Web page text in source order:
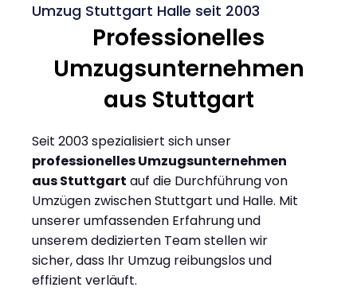
Umzug Stuttgart Halle seit 2003
Professionelles
Umzugsunternehmen
aus Stuttgart
Seit 2003 spezialisiert sich unser
professionelles Umzugsunternehmen
aus Stuttgart auf die Durchführung von
Umzügen zwischen Stuttgart und Halle. Mit
unserer umfassenden Erfahrung und
unserem dedizierten Team stellen wir
sicher, dass Ihr Umzug reibungslos und
effizient verläuft.